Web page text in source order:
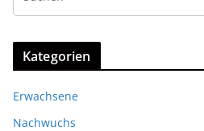
Kategorien
Erwachsene
Nachwuchs